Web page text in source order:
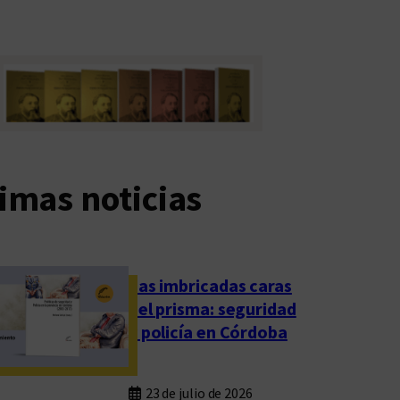
noticias
Las imbricadas caras
del prisma: seguridad
y policía en Córdoba
23 de julio de 2026